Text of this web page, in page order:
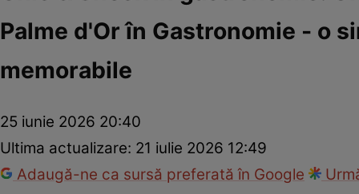
Palme d'Or în Gastronomie - o
memorabile
25 iunie 2026 20:40
Ultima actualizare: 21 iulie 2026 12:49
Adaugă-ne ca sursă preferată în Google